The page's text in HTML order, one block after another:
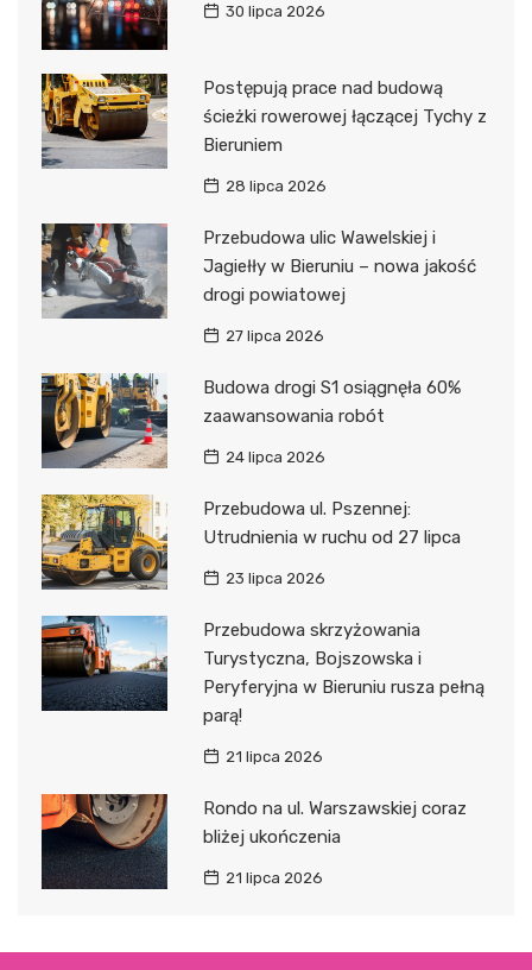
30 lipca 2026
Postępują prace nad budową
ścieżki rowerowej łączącej Tychy z
Bieruniem
28 lipca 2026
Przebudowa ulic Wawelskiej i
Jagiełły w Bieruniu – nowa jakość
drogi powiatowej
27 lipca 2026
Budowa drogi S1 osiągnęła 60%
zaawansowania robót
24 lipca 2026
Przebudowa ul. Pszennej:
Utrudnienia w ruchu od 27 lipca
23 lipca 2026
Przebudowa skrzyżowania
Turystyczna, Bojszowska i
Peryferyjna w Bieruniu rusza pełną
parą!
21 lipca 2026
Rondo na ul. Warszawskiej coraz
bliżej ukończenia
21 lipca 2026